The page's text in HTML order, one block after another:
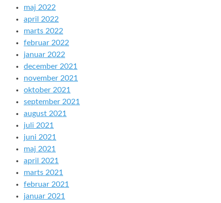
maj 2022
april 2022
marts 2022
februar 2022
januar 2022
december 2021
november 2021
oktober 2021
september 2021
august 2021
juli 2021
juni 2021
maj 2021
april 2021
marts 2021
februar 2021
januar 2021